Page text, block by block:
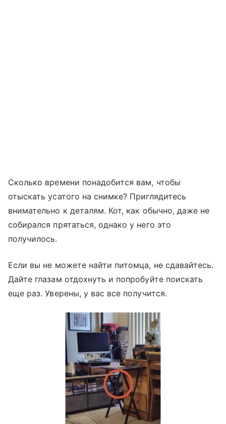
Сколько времени понадобится вам, чтобы
отыскать усатого на снимке? Приглядитесь
внимательно к деталям. Кот, как обычно, даже не
собирался прятаться, однако у него это
получилось.
Если вы не можете найти питомца, не сдавайтесь.
Дайте глазам отдохнуть и попробуйте поискать
еще раз. Уверены, у вас все получится.